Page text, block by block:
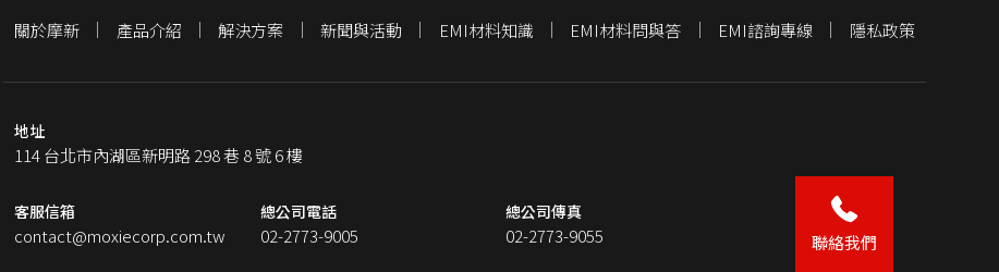
關於摩新 產品介紹 解決方案 新聞與活動 EMI材料知識 EMI材料問與答 EMI諮詢專線 隱私政策
地址
114 台北市內湖區新明路 298 巷 8 號 6 樓
客服信箱
contact@moxiecorp.com.tw
總公司電話
02-2773-9005
總公司傳真
02-2773-9055 聯絡我們